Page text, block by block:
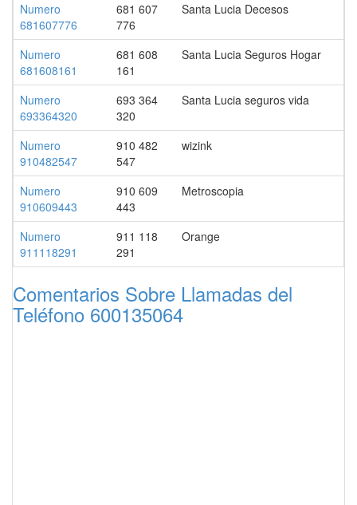
Numero
681607776
681 607
776
Santa Lucia Decesos
Numero
681608161
681 608
161
Santa Lucia Seguros Hogar
Numero
693364320
693 364
320
Santa Lucia seguros vida
Numero
910482547
910 482
547
wizink
Numero
910609443
910 609
443
Metroscopia
Numero
911118291
911 118
291
Orange
Comentarios Sobre Llamadas del
Teléfono 600135064